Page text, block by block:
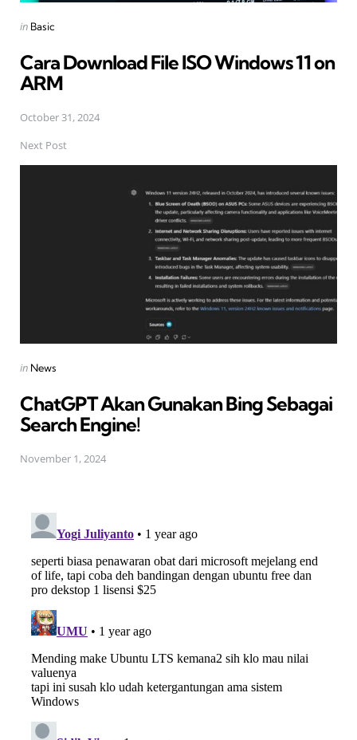
Posted
in Basic
Cara Download File ISO Windows 11 on
ARM
October 31, 2024
Next Post
Posted
in News
ChatGPT Akan Gunakan Bing Sebagai
Search Engine!
November 1, 2024